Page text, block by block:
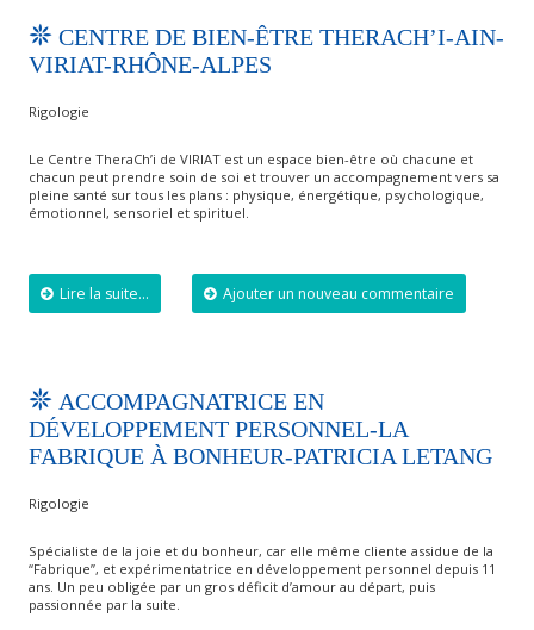
CENTRE DE BIEN-ÊTRE THERACH’I-AIN-
VIRIAT-RHÔNE-ALPES
Rigologie
Le Centre TheraCh’i de VIRIAT est un espace bien-être où chacune et
chacun peut prendre soin de soi et trouver un accompagnement vers sa
pleine santé sur tous les plans : physique, énergétique, psychologique,
émotionnel, sensoriel et spirituel.
Lire la suite... Ajouter un nouveau commentaire
ACCOMPAGNATRICE EN
DÉVELOPPEMENT PERSONNEL-LA
FABRIQUE À BONHEUR-PATRICIA LETANG
Rigologie
Spécialiste de la joie et du bonheur, car elle même cliente assidue de la
“Fabrique”, et expérimentatrice en développement personnel depuis 11
ans. Un peu obligée par un gros déficit d’amour au départ, puis
passionnée par la suite.